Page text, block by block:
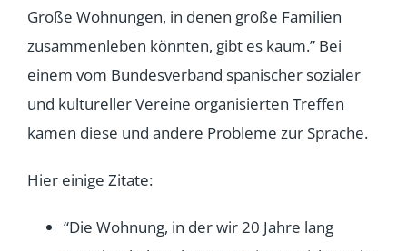
Große Wohnungen, in denen große Familien
zusammenleben könnten, gibt es kaum.” Bei
einem vom Bundesverband spanischer sozialer
und kultureller Vereine organisierten Treffen
kamen diese und andere Probleme zur Sprache.
Hier einige Zitate:
“Die Wohnung, in der wir 20 Jahre lang